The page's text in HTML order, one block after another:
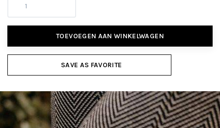
TOEVOEGEN AAN WINKELWAGEN
SAVE AS FAVORITE